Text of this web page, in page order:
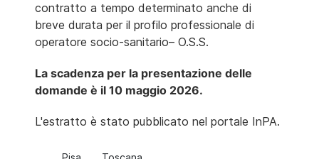
contratto a tempo determinato anche di
breve durata per il profilo professionale di
operatore socio-sanitario– O.S.S.
La scadenza per la presentazione delle
domande è il 10 maggio 2026.
L'estratto è stato pubblicato nel portale InPA.